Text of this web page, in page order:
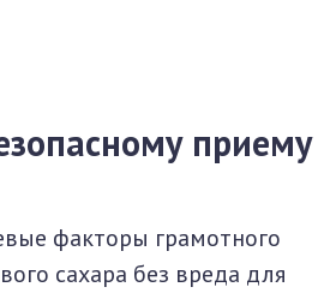
приему
факторы грамотного
сахара без вреда для